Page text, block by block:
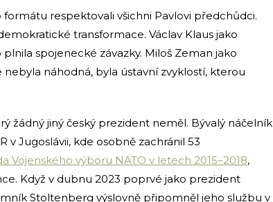
respektovali všichni Pavlovi předchůdci.
transformace. Václav Klaus jako
spojenecké závazky. Miloš Zeman jako
náhodná, byla ústavní zvyklostí, kterou
žádný jiný český prezident neměl. Bývalý náčelník
v Jugoslávii, kde osobně zachránil 53
Vojenského výboru NATO v letech 2015–2018,
Když v dubnu 2023 poprvé jako prezident
Stoltenberg výslovně připomněl jeho službu v